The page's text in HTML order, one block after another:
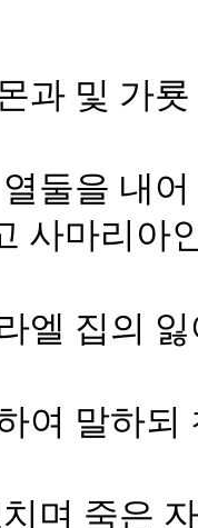
과 및 가
둘을 내
사마리아
엘 집의
여 말하되
며 죽은